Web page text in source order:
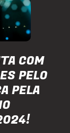
COM
PELO
PELA